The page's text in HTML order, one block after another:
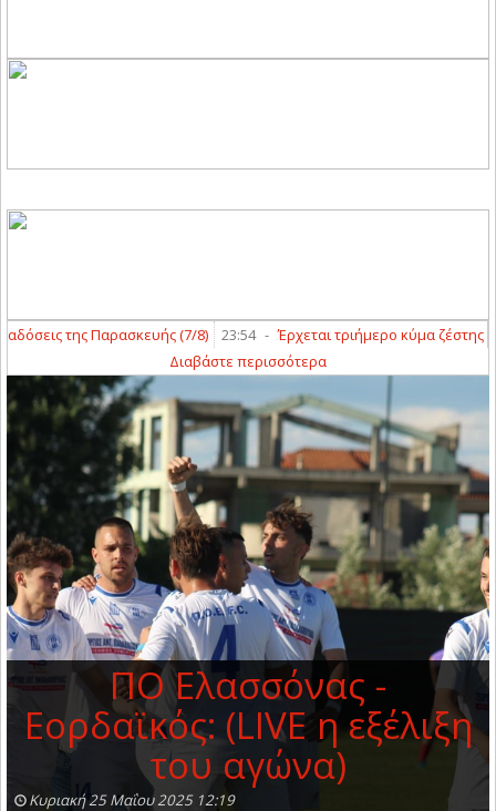
της Παρασκευής (7/8) 23:54 - Έρχεται τριήμερο κύμα ζέστης με
Διαβάστε περισσότερα
ΠΟ Ελασσόνας -
Εορδαϊκός: (LIVE η εξέλιξη
του αγώνα)
Κυριακή 25 Μαΐου 2025 12:19